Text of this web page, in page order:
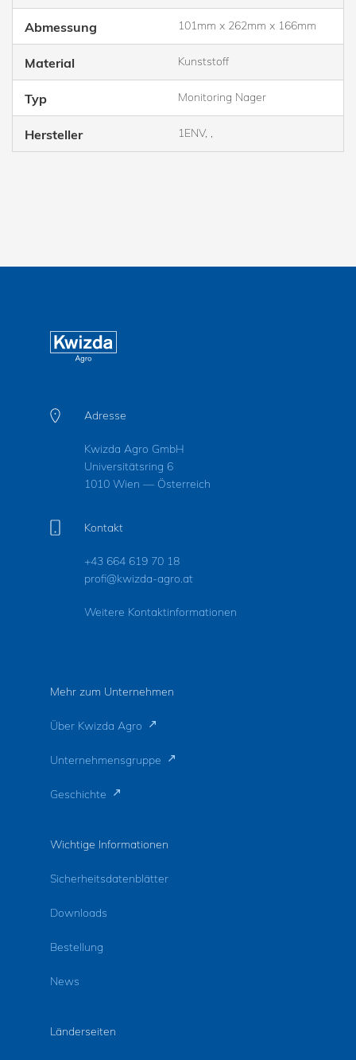
Abmessung 101mm x 262mm x 166mm
Material Kunststoff
Typ Monitoring Nager
Hersteller 1ENV, ,
Adresse
Kwizda Agro GmbH
Universitätsring 6
1010 Wien — Österreich
Kontakt
+43 664 619 70 18
profi@kwizda-agro.at
Weitere Kontaktinformationen
Mehr zum Unternehmen
Über Kwizda Agro
Unternehmensgruppe
Geschichte
Wichtige Informationen
Sicherheitsdatenblätter
Downloads
Bestellung
News
Länderseiten